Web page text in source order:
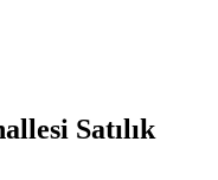
Satılık